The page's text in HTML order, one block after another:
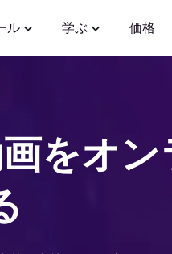
ル 学ぶ 価格
をオ